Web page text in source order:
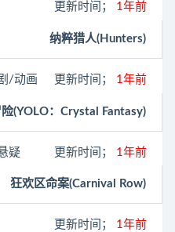
更新时间； 1年前
纳粹猎人(Hunters)
/动画 更新时间； 1年前
(YOLO：Crystal Fantasy)
疑 更新时间； 1年前
狂欢区命案(Carnival Row)
更新时间； 1年前